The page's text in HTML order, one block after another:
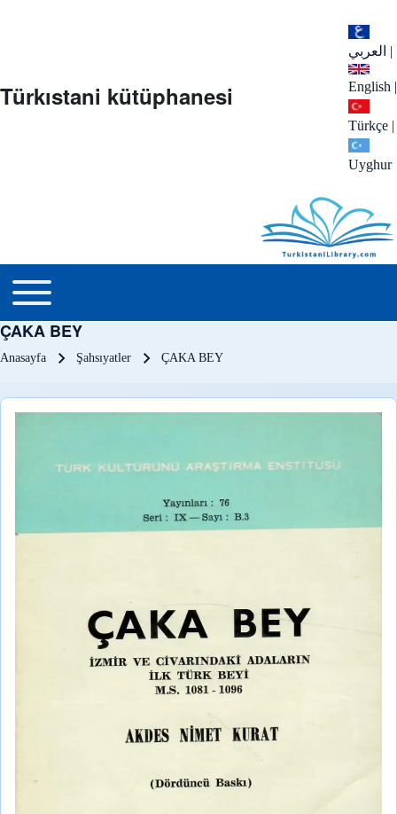
العربي |
English |
Türkçe |
Uyghur
Türkıstani kütüphanesi
menu_tr
Toggle main menu
ÇAKA BEY
Sayfa yolu
Anasayfa Şahsıyatler ÇAKA BEY